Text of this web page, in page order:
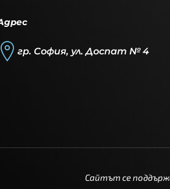
гр. София, ул. Доспат № 4
Сайтът се